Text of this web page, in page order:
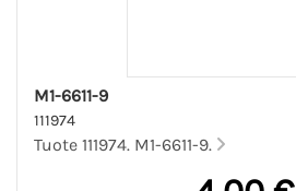
M1-6611-9
111974
Tuote 111974. M1-6611-9.